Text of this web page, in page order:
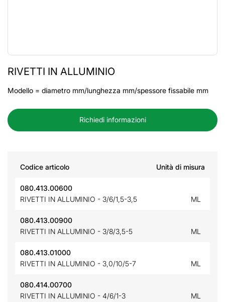
RIVETTI IN ALLUMINIO
Modello = diametro mm/lunghezza mm/spessore fissabile mm
Richiedi informazioni
Codice articolo Unità di misura
080.413.00600
RIVETTI IN ALLUMINIO - 3/6/1,5-3,5
ML
080.413.00900
RIVETTI IN ALLUMINIO - 3/8/3,5-5
ML
080.413.01000
RIVETTI IN ALLUMINIO - 3,0/10/5-7
ML
080.414.00700
RIVETTI IN ALLUMINIO - 4/6/1-3
ML